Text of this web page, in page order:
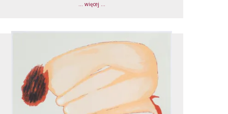
... więcej ...